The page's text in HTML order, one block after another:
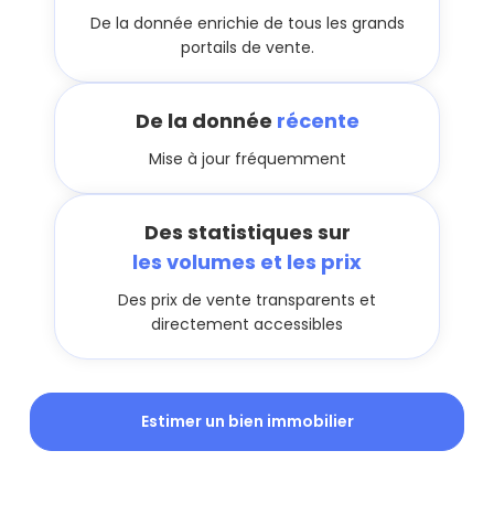
De la donnée enrichie de tous les grands
portails de vente.
De la donnée récente
Mise à jour fréquemment
Des statistiques sur
les volumes et les prix
Des prix de vente transparents et
directement accessibles
Estimer un bien immobilier